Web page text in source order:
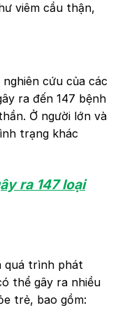
viêm cầu thận,
nghiên cứu của các
ra đến 147 bệnh
Ở người lớn và
trạng khác
ra 147 loại
quá trình phát
thể gây ra nhiều
trẻ, bao gồm: